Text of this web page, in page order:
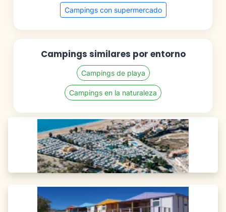
Campings con supermercado
Campings similares por entorno
Campings de playa
Campings en la naturaleza